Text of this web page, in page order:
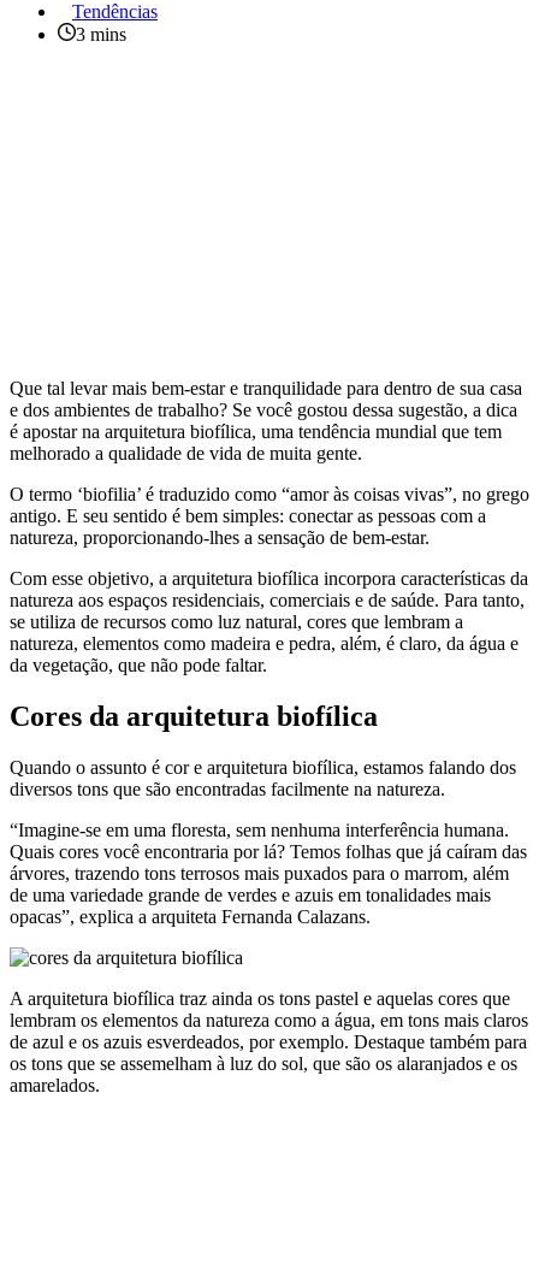
Tendências
3 mins
Que tal levar mais bem-estar e tranquilidade para dentro de sua casa
e dos ambientes de trabalho? Se você gostou dessa sugestão, a dica
é apostar na arquitetura biofílica, uma tendência mundial que tem
melhorado a qualidade de vida de muita gente.
O termo ‘biofilia’ é traduzido como “amor às coisas vivas”, no grego
antigo. E seu sentido é bem simples: conectar as pessoas com a
natureza, proporcionando-lhes a sensação de bem-estar.
Com esse objetivo, a arquitetura biofílica incorpora características da
natureza aos espaços residenciais, comerciais e de saúde. Para tanto,
se utiliza de recursos como luz natural, cores que lembram a
natureza, elementos como madeira e pedra, além, é claro, da água e
da vegetação, que não pode faltar.
Cores da arquitetura biofílica
Quando o assunto é cor e arquitetura biofílica, estamos falando dos
diversos tons que são encontradas facilmente na natureza.
“Imagine-se em uma floresta, sem nenhuma interferência humana.
Quais cores você encontraria por lá? Temos folhas que já caíram das
árvores, trazendo tons terrosos mais puxados para o marrom, além
de uma variedade grande de verdes e azuis em tonalidades mais
opacas”, explica a arquiteta Fernanda Calazans.
A arquitetura biofílica traz ainda os tons pastel e aquelas cores que
lembram os elementos da natureza como a água, em tons mais claros
de azul e os azuis esverdeados, por exemplo. Destaque também para
os tons que se assemelham à luz do sol, que são os alaranjados e os
amarelados.